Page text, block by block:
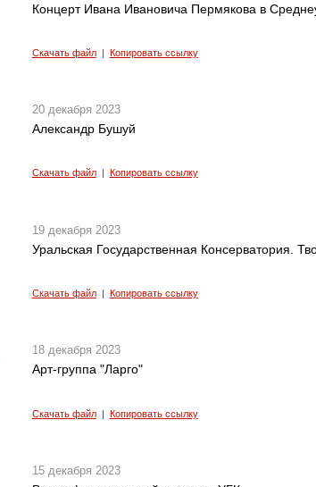
Концерт Ивана Ивановича Пермякова в
Скачать файл| Копировать ссылку
20 декабря 2023
Александр Бушуй
Скачать файл| Копировать ссылку
19 декабря 2023
Уральская Государственная Консерватория.
Скачать файл| Копировать ссылку
18 декабря 2023
Арт-группа "Ларго"
Скачать файл| Копировать ссылку
15 декабря 2023